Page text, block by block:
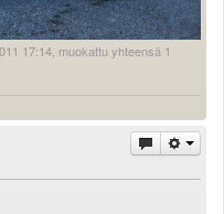
17:14, muokattu yhteensä 1